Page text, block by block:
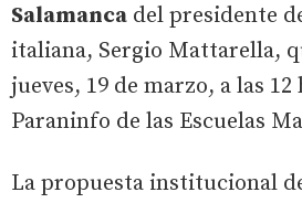
Salamanca del presidente
italiana, Sergio Mattarella,
jueves, 19 de marzo, a las 12
Paraninfo de las Escuelas
La propuesta institucional